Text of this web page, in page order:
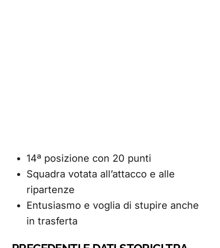
14ª posizione con 20 punti
Squadra votata all’attacco e alle
ripartenze
Entusiasmo e voglia di stupire anche
in trasferta